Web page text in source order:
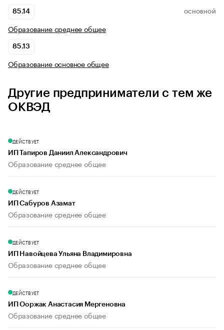
85.14 ОСНОВНОЙ
Образование среднее общее
85.13
Образование основное общее
Другие предприниматели с тем же
ОКВЭД
ДЕЙСТВУЕТ
ИП Тапиров Даниил Александрович
Образование среднее общее
ДЕЙСТВУЕТ
ИП Сабуров Азамат
Образование среднее общее
ДЕЙСТВУЕТ
ИП Навойцева Ульяна Владимировна
Образование среднее общее
ДЕЙСТВУЕТ
ИП Ооржак Анастасия Мергеновна
Образование среднее общее